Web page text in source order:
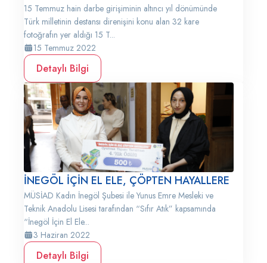
15 Temmuz hain darbe girişiminin altıncı yıl dönümünde
Türk milletinin destansı direnişini konu alan 32 kare
fotoğrafın yer aldığı 15 T...
15 Temmuz 2022
Detaylı Bilgi
İNEGÖL İÇİN EL ELE, ÇÖPTEN HAYALLERE
MÜSİAD Kadın İnegöl Şubesi ile Yunus Emre Mesleki ve
Teknik Anadolu Lisesi tarafından “Sıfır Atık” kapsamında
“İnegöl İçin El Ele...
3 Haziran 2022
Detaylı Bilgi